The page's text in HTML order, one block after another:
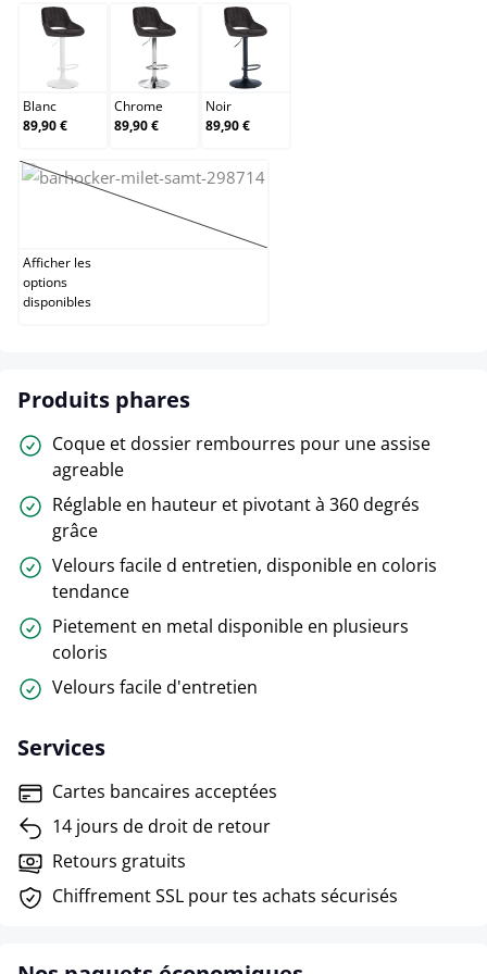
Blanc
Blanc
89,90 €
Chrome
Chrome
89,90 €
Noir
Noir
89,90 €
Or
(Cette option n'est pas disponible pour le moment.)
Afficher les
options
disponibles
Produits phares
Coque et dossier rembourres pour une assise
agreable
Réglable en hauteur et pivotant à 360 degrés
grâce
Velours facile d entretien, disponible en coloris
tendance
Pietement en metal disponible en plusieurs
coloris
Velours facile d'entretien
Services
Cartes bancaires acceptées
14 jours de droit de retour
Retours gratuits
Chiffrement SSL pour tes achats sécurisés